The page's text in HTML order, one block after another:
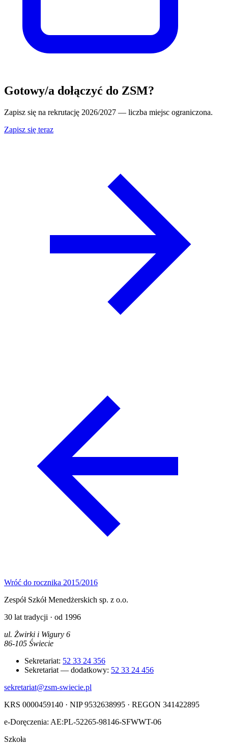
Gotowy/a dołączyć do ZSM?
Zapisz się na rekrutację 2026/2027 — liczba miejsc ograniczona.
Zapisz się teraz
Wróć do rocznika 2015/2016
Zespół Szkół Menedżerskich sp. z o.o.
30 lat tradycji · od 1996
ul. Żwirki i Wigury 6
86-105 Świecie
Sekretariat: 52 33 24 356
Sekretariat — dodatkowy: 52 33 24 456
sekretariat@zsm-swiecie.pl
KRS 0000459140 · NIP 9532638995 · REGON 341422895
e-Doręczenia: AE:PL-52265-98146-SFWWT-06
Szkoła